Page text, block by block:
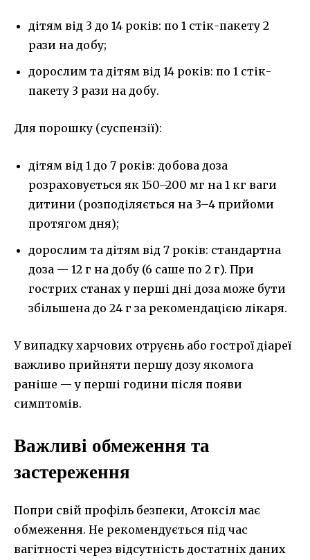
дітям від 3 до 14 років: по 1 стік-пакету 2
рази на добу;
дорослим та дітям від 14 років: по 1 стік-
пакету 3 рази на добу.
Для порошку (суспензії):
дітям від 1 до 7 років: добова доза
розраховується як 150–200 мг на 1 кг ваги
дитини (розподіляється на 3–4 прийоми
протягом дня);
дорослим та дітям від 7 років: стандартна
доза — 12 г на добу (6 саше по 2 г). При
гострих станах у перші дні доза може бути
збільшена до 24 г за рекомендацією лікаря.
У випадку харчових отруєнь або гострої діареї
важливо прийняти першу дозу якомога
раніше — у перші години після появи
симптомів.
Важливі обмеження та
застереження
Попри свій профіль безпеки, Атоксіл має
обмеження. Не рекомендується під час
вагітності через відсутність достатніх даних